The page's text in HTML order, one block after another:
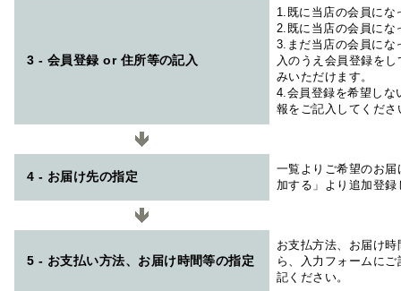
3 - 会員登録 or 住所等の記入
1.既に当店の会員にな
2.既に当店の会員にな
3.まだ当店の会員にな
入のうえ会員登録を
みいただけます。
4.会員登録を希望しな
報をご記入してくださ
4 - お届け先の指定
一覧よりご希望のお
加する」より追加登
5 - お支払い方法、お届け時間等の指定
お支払方法、お届け
ら、入力フォームに
記ください。